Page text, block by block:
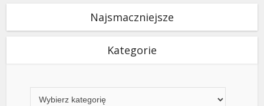
Najsmaczniejsze
Kategorie